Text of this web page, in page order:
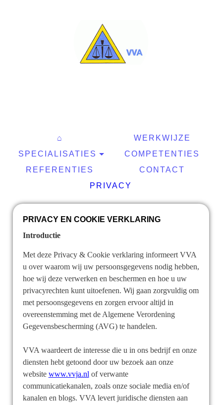
⌂
WERKWIJZE
SPECIALISATIES
COMPETENTIES
REFERENTIES
CONTACT
PRIVACY
PRIVACY EN COOKIE VERKLARING
Introductie
Met deze Privacy & Cookie verklaring informeert VVA
u over waarom wij uw persoonsgegevens nodig hebben,
hoe wij deze verwerken en beschermen en hoe u uw
privacyrechten kunt uitoefenen. Wij gaan zorgvuldig om
met persoonsgegevens en zorgen ervoor altijd in
overeenstemming met de Algemene Verordening
Gegevensbescherming (AVG) te handelen.
VVA waardeert de interesse die u in ons bedrijf en onze
diensten hebt getoond door uw bezoek aan onze
website www.vvja.nl of verwante
communicatiekanalen, zoals onze sociale media en/of
kanalen en blogs. VVA levert juridische diensten aan